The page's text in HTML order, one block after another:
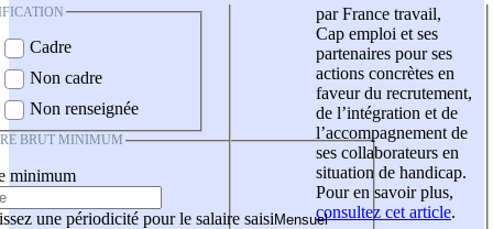
Cadre
Non cadre
Non renseignée
BRUT MINIMUM
minimum
une périodicité pour le salaire saisi
par France travail,
Cap emploi et ses
partenaires pour ses
actions concrètes en
faveur du recrutement,
de l’intégration et de
l’accompagnement de
ses collaborateurs en
situation de handicap.
Pour en savoir plus,
consultez cet article.